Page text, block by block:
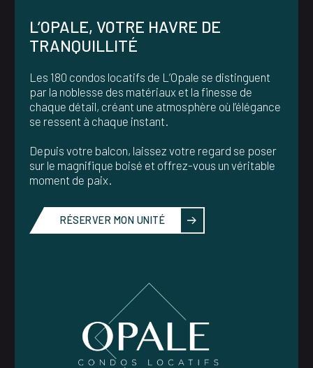
L’OPALE, VOTRE HAVRE DE
TRANQUILLITÉ
Les 180 condos locatifs de L’Opale se distinguent
par la noblesse des matériaux et la finesse de
chaque détail, créant une atmosphère où l’élégance
se ressent à chaque instant.
Depuis votre balcon, laissez votre regard se poser
sur le magnifique boisé et offrez-vous un véritable
moment de paix.
RÉSERVER MON UNITÉ